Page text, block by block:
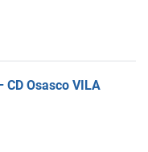
CD Osasco VILA